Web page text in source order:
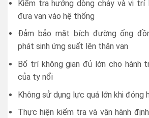
Kiểm tra hướng dòng chảy và vị
đưa van vào hệ thống
Đảm bảo mặt bích đường ống
phát sinh ứng suất lên thân van
Bố trí không gian đủ lớn cho hành
của ty nổi
Không sử dụng lực quá lớn khi đóng
Thực hiện kiểm tra và vận hành